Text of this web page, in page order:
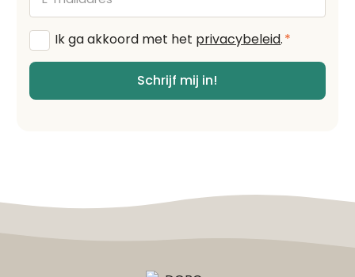
mailadres
Algemene
voorwaarden
Ik ga akkoord met het privacybeleid.*
Schrijf mij in!